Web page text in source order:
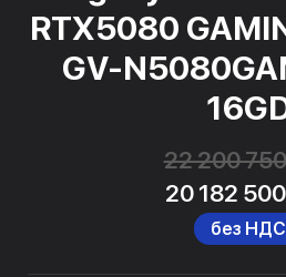
RTX5080
GV-
22 200
20 182
без НДС